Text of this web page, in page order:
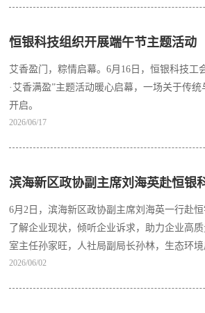
恒银科技组织开展端午节主题活动
艾香盈门，粽情启幕。6月16日，恒银科技工
·艾香满盈”主题活动暖心启幕，一场关于传
开启。
2026/06/17
滨海新区政协副主席刘海英赴恒银
6月2日，滨海新区政协副主席刘海英一行赴
了解企业现状，倾听企业诉求，助力企业高
室主任孙家旺，人社局副局长孙林，生态环境
税区相关同志参加。
2026/06/02